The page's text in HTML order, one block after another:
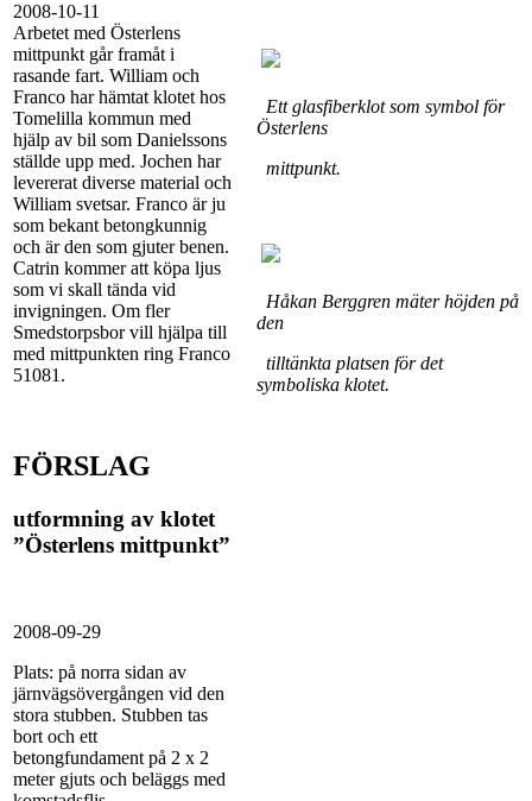
2008-10-11
Arbetet med Österlens
mittpunkt går framåt i
rasande fart. William och
Franco har hämtat klotet hos
Tomelilla kommun med
hjälp av bil som Danielssons
ställde upp med. Jochen har
levererat diverse material och
William svetsar. Franco är ju
som bekant betongkunnig
och är den som gjuter benen.
Catrin kommer att köpa ljus
som vi skall tända vid
invigningen. Om fler
Smedstorpsbor vill hjälpa till
med mittpunkten ring Franco
51081.
FÖRSLAG
utformning av klotet
”Österlens mittpunkt”
2008-09-29
Plats: på norra sidan av
järnvägsövergången vid den
stora stubben. Stubben tas
bort och ett
betongfundament på 2 x 2
meter gjuts och beläggs med
Ett glasfiberklot som symbol för
Österlens
mittpunkt.
Håkan Berggren mäter höjden på
den
tilltänkta platsen för det
symboliska klotet.